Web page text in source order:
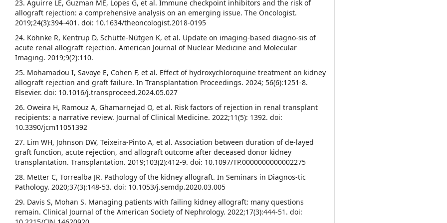
23. Aguirre LE, Guzman ME, Lopes G, et al. Immune checkpoint inhibitors and the risk of
allograft rejection: a comprehensive analysis on an emerging issue. The Oncologist.
2019;24(3):394-401. doi: 10.1634/theoncologist.2018-0195
24. Köhnke R, Kentrup D, Schütte-Nütgen K, et al. Update on imaging-based diagno-sis of
acute renal allograft rejection. American Journal of Nuclear Medicine and Molecular
Imaging. 2019;9(2):110.
25. Mohamadou I, Savoye E, Cohen F, et al. Effect of hydroxychloroquine treatment on kidney
allograft rejection and graft failure. In Transplantation Proceedings. 2024; 56(6):1251-8.
Elsevier. doi: 10.1016/j.transproceed.2024.05.027
26. Oweira H, Ramouz A, Ghamarnejad O, et al. Risk factors of rejection in renal transplant
recipients: a narrative review. Journal of Clinical Medicine. 2022;11(5): 1392. doi:
10.3390/jcm11051392
27. Lim WH, Johnson DW, Teixeira-Pinto A, et al. Association between duration of de-layed
graft function, acute rejection, and allograft outcome after deceased donor kidney
transplantation. Transplantation. 2019;103(2):412-9. doi: 10.1097/TP.0000000000002275
28. Metter C, Torrealba JR. Pathology of the kidney allograft. In Seminars in Diagnos-tic
Pathology. 2020;37(3):148-53. doi: 10.1053/j.semdp.2020.03.005
29. Davis S, Mohan S. Managing patients with failing kidney allograft: many questions
remain. Clinical Journal of the American Society of Nephrology. 2022;17(3):444-51. doi: